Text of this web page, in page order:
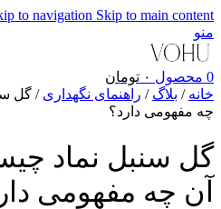
to navigation Skip to main content
منو
0 محصول ۰ تومان
خانه / بلاگ / راهنمای نگهداری / گل
چه مفهومی دارد؟
گل سنبل نماد
آن چه مفهومی